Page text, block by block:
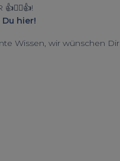
hier!
Wissen, wir wünschen Dir